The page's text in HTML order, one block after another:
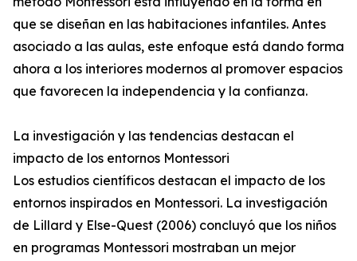
que se diseñan en las habitaciones infantiles. Antes
asociado a las aulas, este enfoque está dando forma
ahora a los interiores modernos al promover espacios
que favorecen la independencia y la confianza.
La investigación y las tendencias destacan el
impacto de los entornos Montessori
Los estudios científicos destacan el impacto de los
entornos inspirados en Montessori. La investigación
de Lillard y Else-Quest (2006) concluyó que los niños
en programas Montessori mostraban un mejor